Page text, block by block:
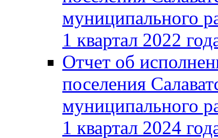
муниципального
1 квартал 2022
Отчет об
поселения
муниципального
1 квартал 2024